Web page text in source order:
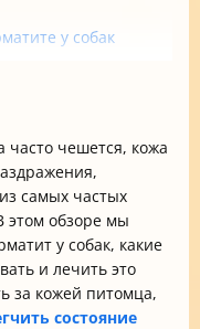
у собак
часто чешется, кожа
самых частых
этом обзоре мы
у собак, какие
и лечить это
за кожей питомца,
состояние